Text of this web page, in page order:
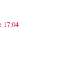
17:04